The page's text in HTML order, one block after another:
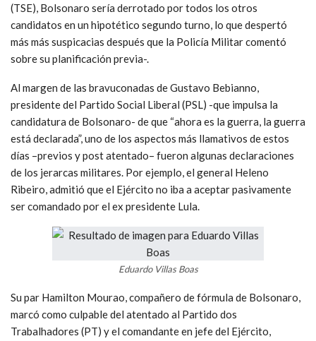
(TSE), Bolsonaro sería derrotado por todos los otros
candidatos en un hipotético segundo turno, lo que despertó
más más suspicacias después que la Policía Militar comentó
sobre su planificación previa-.
Al margen de las bravuconadas de Gustavo Bebianno,
presidente del Partido Social Liberal (PSL) -que impulsa la
candidatura de Bolsonaro- de que “ahora es la guerra, la guerra
está declarada”, uno de los aspectos más llamativos de estos
días –previos y post atentado– fueron algunas declaraciones
de los jerarcas militares. Por ejemplo, el general Heleno
Ribeiro, admitió que el Ejército no iba a aceptar pasivamente
ser comandado por el ex presidente Lula.
Eduardo Villas Boas
Su par Hamilton Mourao, compañero de fórmula de Bolsonaro,
marcó como culpable del atentado al Partido dos
Trabalhadores (PT) y el comandante en jefe del Ejército,